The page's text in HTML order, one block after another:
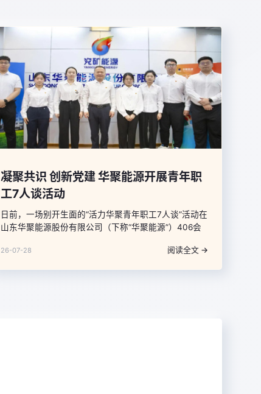
凝聚共识 创新党建 华聚能源开展青年职
工7人谈活动
日前，一场别开生面的“活力华聚青年职工7人谈”活动在
山东华聚能源股份有限公司（下称“华聚能源”）406会
与公司党委书记、副总经理甄德远面对面畅谈交流，让
26-07-28 阅读全文 →